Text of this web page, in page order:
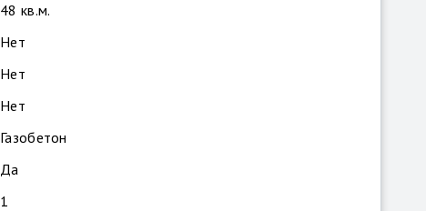
48 кв.м.
Нет
Нет
Нет
Газобетон
Да
1